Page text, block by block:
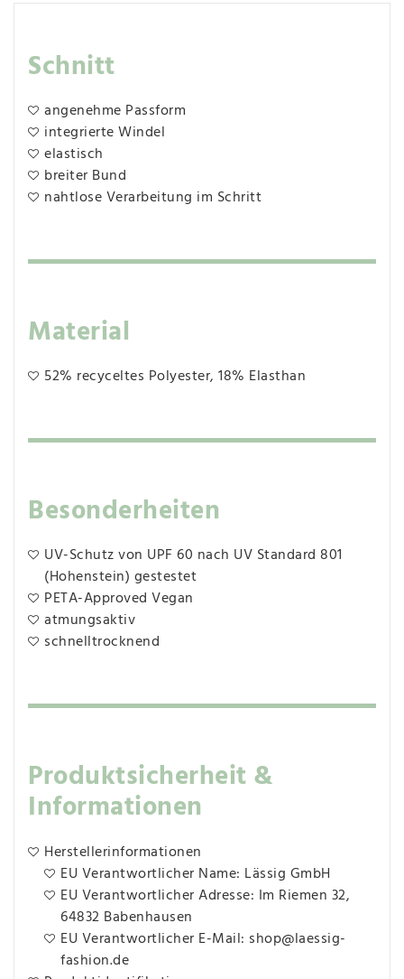
Schnitt
angenehme Passform
integrierte Windel
elastisch
breiter Bund
nahtlose Verarbeitung im Schritt
Material
52% recyceltes Polyester, 18% Elasthan
Besonderheiten
UV-Schutz von UPF 60 nach UV Standard 801
(Hohenstein) gestestet
PETA-Approved Vegan
atmungsaktiv
schnelltrocknend
Produktsicherheit &
Informationen
Herstellerinformationen
EU Verantwortlicher Name: Lässig GmbH
EU Verantwortlicher Adresse: Im Riemen 32,
64832 Babenhausen
EU Verantwortlicher E-Mail: shop@laessig-
fashion.de